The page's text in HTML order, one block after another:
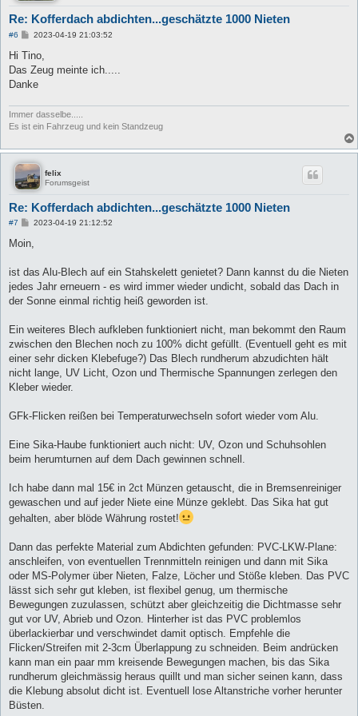
Re: Kofferdach abdichten...geschätzte 1000 Nieten
#6
B
i
r
a
2023-04-19 21:03:52
Hi Tino,
Das Zeug meinte ich.....
Danke
Immer dasselbe.....
Es ist ein Fahrzeug und kein Standzeug
felix
Forumsgeist
Re: Kofferdach abdichten...geschätzte 1000 Nieten
#7
B
i
t
a
2023-04-19 21:12:52
Moin,
ist das Alu-Blech auf ein Stahskelett genietet? Dann kannst du die Nieten
jedes Jahr erneuern - es wird immer wieder undicht, sobald das Dach in
der Sonne einmal richtig heiß geworden ist.
Ein weiteres Blech aufkleben funktioniert nicht, man bekommt den Raum
zwischen den Blechen noch zu 100% dicht gefüllt. (Eventuell geht es mit
einer sehr dicken Klebefuge?) Das Blech rundherum abzudichten hält
nicht lange, UV Licht, Ozon und Thermische Spannungen zerlegen den
Kleber wieder.
GFk-Flicken reißen bei Temperaturwechseln sofort wieder vom Alu.
Eine Sika-Haube funktioniert auch nicht: UV, Ozon und Schuhsohlen
beim herumturnen auf dem Dach gewinnen schnell.
Ich habe dann mal 15€ in 2ct Münzen getauscht, die in Bremsenreiniger
gewaschen und auf jeder Niete eine Münze geklebt. Das Sika hat gut
gehalten, aber blöde Währung rostet!
Dann das perfekte Material zum Abdichten gefunden: PVC-LKW-Plane:
anschleifen, von eventuellen Trennmitteln reinigen und dann mit Sika
oder MS-Polymer über Nieten, Falze, Löcher und Stöße kleben. Das PVC
lässt sich sehr gut kleben, ist flexibel genug, um thermische
Bewegungen zuzulassen, schützt aber gleichzeitig die Dichtmasse sehr
gut vor UV, Abrieb und Ozon. Hinterher ist das PVC problemlos
überlackierbar und verschwindet damit optisch. Empfehle die
Flicken/Streifen mit 2-3cm Überlappung zu schneiden. Beim andrücken
kann man ein paar mm kreisende Bewegungen machen, bis das Sika
rundherum gleichmässig heraus quillt und man sicher seinen kann, dass
die Klebung absolut dicht ist. Eventuell lose Altanstriche vorher herunter
Büsten.